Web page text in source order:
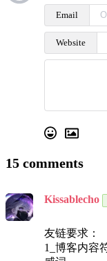
Email
Website
15 comments
Kissablecho
友链要求：
1_博客内容